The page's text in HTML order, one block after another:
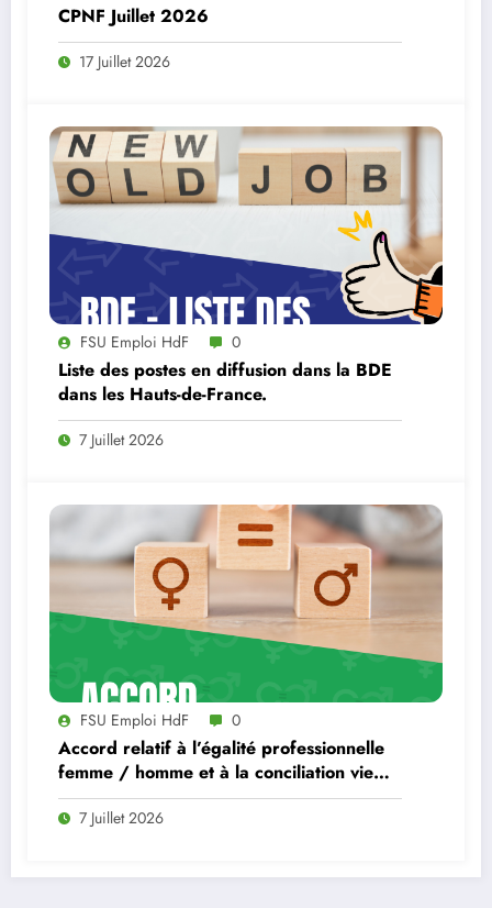
CPNF Juillet 2026
17 Juillet 2026
FSU Emploi HdF 0
Liste des postes en diffusion dans la BDE
dans les Hauts-de-France.
7 Juillet 2026
FSU Emploi HdF 0
Accord relatif à l’égalité professionnelle
femme / homme et à la conciliation vie
professionnelle, familiale et personnelle à
France Travail.
7 Juillet 2026